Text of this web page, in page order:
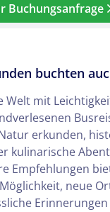
Buchungsanfrage
buchten
Welt mit
erkunden,
kulinarische
Empfehlungen
neue